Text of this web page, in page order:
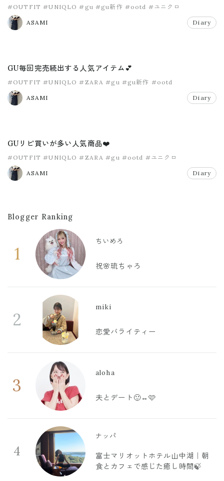
#OUTFIT #UNIQLO #gu #gu新作 #ootd #ユニクロ
ASAMI Diary
GU毎回完売続出する人気アイテム💕
#OUTFIT #UNIQLO #ZARA #gu #gu新作 #ootd
ASAMI Diary
GUリピ買いが多い人気商品❤️
#OUTFIT #UNIQLO #ZARA #gu #ootd #ユニクロ
ASAMI Diary
Blogger Ranking
1
ちいめろ
祝🌸琉ちゃろ
2
miki
恋愛バライティー
3
aloha
夫とデート🙂‍↔️🩷
4
ナッパ
富士マリオットホテル山中湖｜朝
食とカフェで感じた癒し時間🍃